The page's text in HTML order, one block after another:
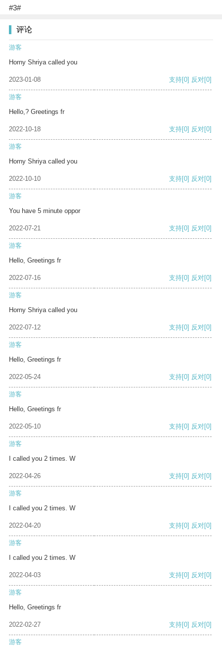
#3#
评论
游客
Horny Shriya called you
2023-01-08 支持[0] 反对[0]
游客
Hello,? Greetings fr
2022-10-18 支持[0] 反对[0]
游客
Horny Shriya called you
2022-10-10 支持[0] 反对[0]
游客
You have 5 minute oppor
2022-07-21 支持[0] 反对[0]
游客
Hello, Greetings fr
2022-07-16 支持[0] 反对[0]
游客
Horny Shriya called you
2022-07-12 支持[0] 反对[0]
游客
Hello, Greetings fr
2022-05-24 支持[0] 反对[0]
游客
Hello, Greetings fr
2022-05-10 支持[0] 反对[0]
游客
I called you 2 times. W
2022-04-26 支持[0] 反对[0]
游客
I called you 2 times. W
2022-04-20 支持[0] 反对[0]
游客
I called you 2 times. W
2022-04-03 支持[0] 反对[0]
游客
Hello, Greetings fr
2022-02-27 支持[0] 反对[0]
游客